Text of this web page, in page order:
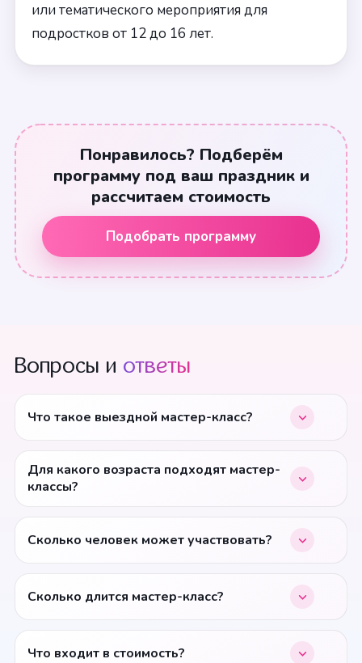
или тематического мероприятия для
подростков от 12 до 16 лет.
Понравилось? Подберём
программу под ваш праздник и
рассчитаем стоимость
Подобрать программу
Вопросы и ответы
Что такое выездной мастер-класс?
Для какого возраста подходят мастер-
классы?
Сколько человек может участвовать?
Сколько длится мастер-класс?
Что входит в стоимость?